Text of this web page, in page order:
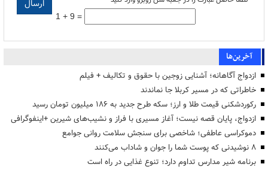
1 + 9 =
آخرین‌ها
ازدواج آگاهانه؛ آشنایی زوجین با حقوق و تکالیف + فیلم
خاطراتی که در مسیر کربلا جا نماندند
رکوردشکنی قیمت طلا و ارز؛ سکه طرح جدید به ۱۸۶ میلیون تومان رسید
ازدواج، پایان قصه نیست؛ آغاز مسیری با فراز و نشیب‌های شیرین +اینفوگرافی
دموکراسی عاطفی؛ شاخصی برای سنجش سلامت روانی جوامع
۸ نوشیدنی که پوست شما را جوان و شاداب می‌کنند
برنامه شیر مدارس تداوم دارد؛ تنوع غذایی در راه است